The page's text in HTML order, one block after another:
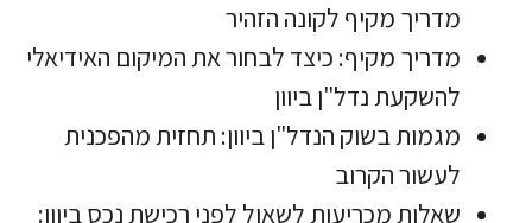
מדריך מקיף לקונה הזהיר
מדריך מקיף: כיצד לבחור את המיקום האידיאלי
להשקעת נדל"ן ביוון
מגמות בשוק הנדל"ן ביוון: תחזית מהפכנית
לעשור הקרוב
שאלות מכריעות לשאול לפני רכישת נכס ביוון: